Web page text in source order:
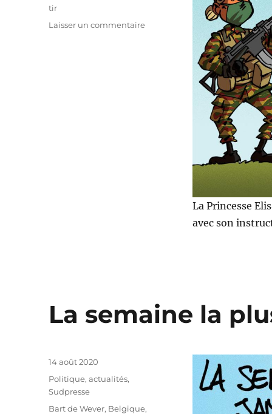
La Princesse
avec son
tir
Laisser un commentairesur
La semaine la
Publié
14 août 2020
Catégories
Politique, actualités,
Sudpresse
Étiquettes
Bart de Wever, Belgique,